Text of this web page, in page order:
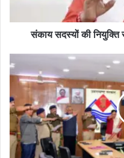
संकाय सदस्यों की